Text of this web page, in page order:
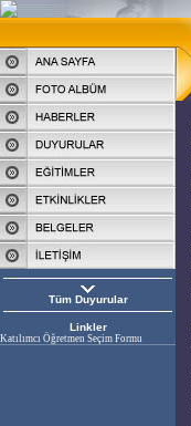
Tüm Duyurular
Linkler
Katılımcı Öğretmen Seçim Formu